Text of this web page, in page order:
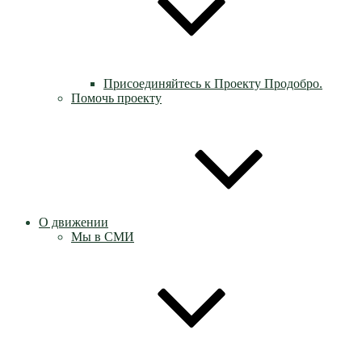
Присоединяйтесь к Проекту Продобро.
Помочь проекту
О движении
Мы в СМИ